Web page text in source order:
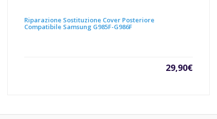
Riparazione Sostituzione Cover Posteriore
Compatibile Samsung G985F-G986F
29,90€